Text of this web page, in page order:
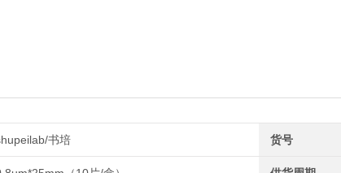
书培 货号